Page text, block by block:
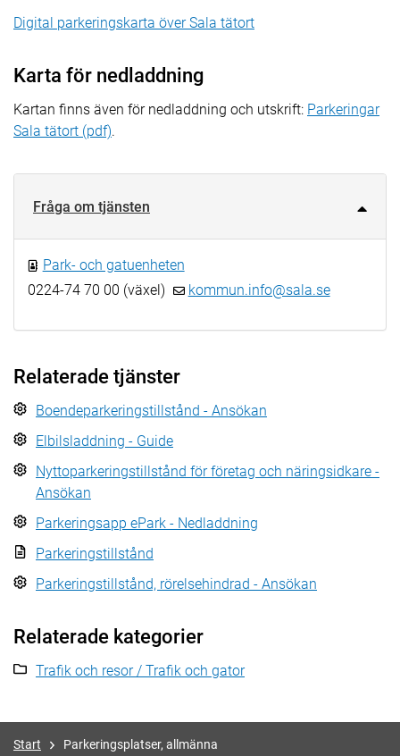
Digital parkeringskarta över Sala tätort
Karta för nedladdning
Kartan finns även för nedladdning och utskrift: Parkeringar
Sala tätort (pdf).
Fråga om tjänsten
Park- och gatuenheten
0224-74 70 00 (växel)
kommun.info@sala.se
Relaterade tjänster
Boendeparkeringstillstånd - Ansökan
Elbilsladdning - Guide
Nyttoparkeringstillstånd för företag och näringsidkare -
Ansökan
Parkeringsapp ePark - Nedladdning
Parkeringstillstånd
Parkeringstillstånd, rörelsehindrad - Ansökan
Relaterade kategorier
Trafik och resor / Trafik och gator
Start Parkeringsplatser, allmänna